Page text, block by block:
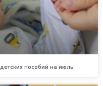
пособий на июль